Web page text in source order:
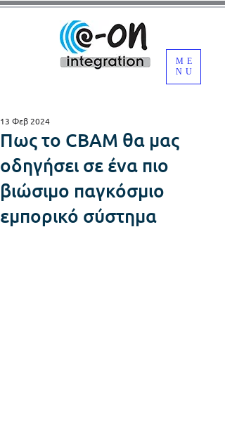
ME
NU
Πως το CBAM θα μας
οδηγήσει σε ένα πιο
βιώσιμο παγκόσμιο
εμπορικό σύστημα
13 Φεβ 2024